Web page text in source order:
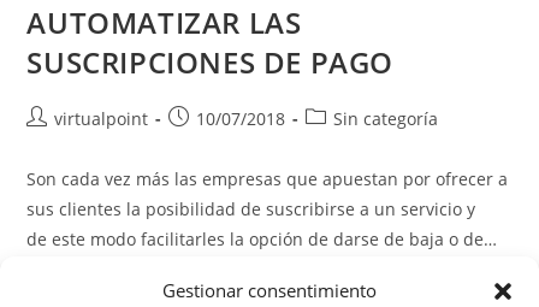
Gestionar consentimiento
AUTOMATIZAR LAS
SUSCRIPCIONES DE PAGO
Autor
entrada:
virtualpoint
Publicación
la
entrada:
10/07/2018
Categoría
entrada:
Sin categoría
Son cada vez más las empresas que apuestan por ofrecer a
sus clientes la posibilidad de suscribirse a un servicio y
de este modo facilitarles la opción de darse de baja o de…
Continuar LeyendoAUTOMATIZAR